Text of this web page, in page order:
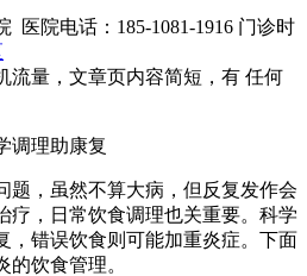
医院电话：185-1081-1916 门诊时
流量，文章页内容简短，有 任何
调理助康复
题，虽然不算大病，但反复发作会
疗，日常饮食调理也关重要。科学
，错误饮食则可能加重炎症。下面
的饮食管理。